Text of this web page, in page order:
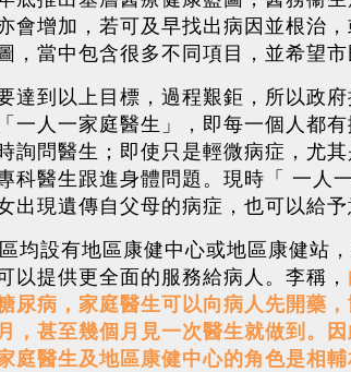
會增加，若可及早找出病因並根治
，當中包含很多不同項目，並希望
達到以上目標，過程艱鉅，所以政
一人一家庭醫生」，即每一個人都
詢問醫生；即使只是輕微病症，尤
科醫生跟進身體問題。現時「 一人
出現遺傳自父母的病症，也可以給予
均設有地區康健中心或地區康健站
以提供更全面的服務給病人。李稱，
尿病，家庭醫生可以向病人先開藥
，甚至幾個月見一次醫生就做到。
庭醫生及地區康健中心的角色是相輔